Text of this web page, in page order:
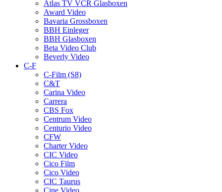
Atlas TV VCR Glasboxen
Award Video
Bavaria Grossboxen
BBH Einleger
BBH Glasboxen
Beta Video Club
Beverly Video
C-F
C-Film (S8)
C&T
Carina Video
Carrera
CBS Fox
Centrum Video
Centurio Video
CFW
Charter Video
CIC Video
Cico Film
Cico Video
CIC Taurus
Cine Video